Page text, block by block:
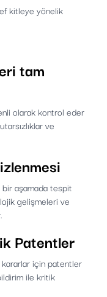
kitleye yönelik
tam
olarak kontrol eder
ve
aşamada tespit
gelişmeleri ve
Patentler
için patentler
ile kritik